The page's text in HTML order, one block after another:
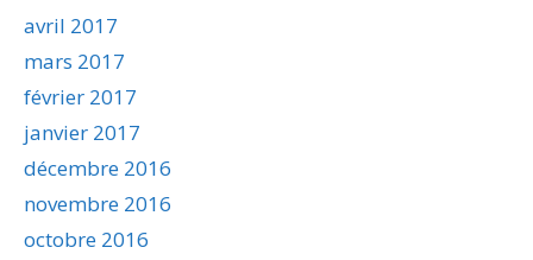
avril 2017
mars 2017
février 2017
janvier 2017
décembre 2016
novembre 2016
octobre 2016